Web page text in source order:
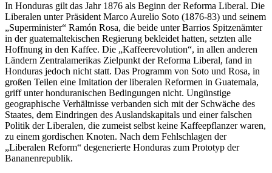
In Honduras gilt das Jahr 1876 als Beginn der Reforma Liberal. Die
Liberalen unter Präsident Marco Aurelio Soto (1876-83) und seinem
„Superminister“ Ramón Rosa, die beide unter Barrios Spitzenämter
in der guatemaltekischen Regierung bekleidet hatten, setzten alle
Hoffnung in den Kaffee. Die „Kaffeerevolution“, in allen anderen
Ländern Zentralamerikas Zielpunkt der Reforma Liberal, fand in
Honduras jedoch nicht statt. Das Programm von Soto und Rosa, in
großen Teilen eine Imitation der liberalen Reformen in Guatemala,
griff unter honduranischen Bedingungen nicht. Ungünstige
geographische Verhältnisse verbanden sich mit der Schwäche des
Staates, dem Eindringen des Auslandskapitals und einer falschen
Politik der Liberalen, die zumeist selbst keine Kaffeepflanzer waren,
zu einem gordischen Knoten. Nach dem Fehlschlagen der
„Liberalen Reform“ degenerierte Honduras zum Prototyp der
Bananenrepublik.